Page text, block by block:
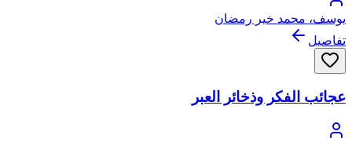
يوسف، محمد خير رمضان
تفاصيل
عجائب الفكر وذخائر العبر